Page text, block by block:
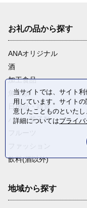
お礼の品から探す
ANAオリジナル
酒
加工食品
魚介類
日用品・雑貨
パン・菓子類
飲料(酒以外)
地域から探す
当サイトでは、サイト
用しています。サイト
意したことものといたし
詳細についてはプライ